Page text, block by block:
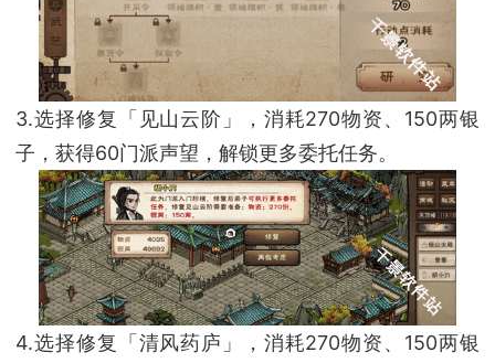
3.选择修复「见山云阶」，消耗270物资、150两银
子，获得60门派声望，解锁更多委托任务。
4.选择修复「清风药庐」，消耗270物资、150两银